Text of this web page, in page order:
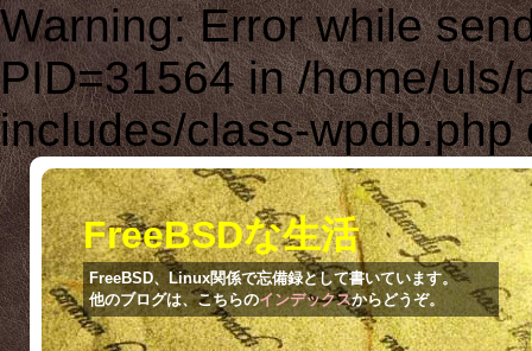
Warning: Error while
PID=31564 in /home/
includes/class-wpdb.php
FreeBSDな生活
FreeBSD、Linux関係で忘備録として書いています。
他のブログは、こちらのインデックスからどうぞ。